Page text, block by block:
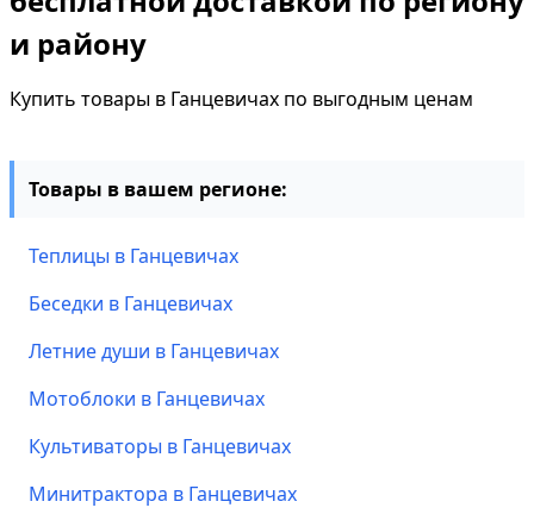
и району
Купить товары в Ганцевичах по выгодным ценам
Товары в вашем регионе:
Теплицы в Ганцевичах
Беседки в Ганцевичах
Летние души в Ганцевичах
Мотоблоки в Ганцевичах
Культиваторы в Ганцевичах
Минитрактора в Ганцевичах